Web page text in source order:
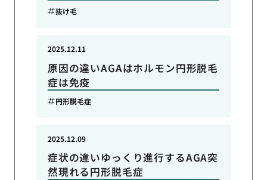
抜け毛
原因の違いAGAはホルモン円形脱毛
症は免疫
2025.12.11
円形脱毛症
症状の違いゆっくり進行するAGA突
然現れる円形脱毛症
2025.12.09